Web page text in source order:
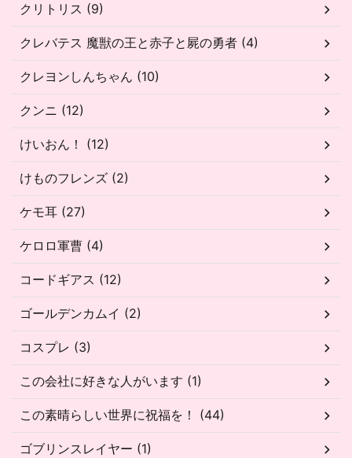
クリトリス (9)
クレバテス 魔獣の王と赤子と屍の勇者 (4)
クレヨンしんちゃん (10)
クンニ (12)
けいおん！ (12)
けものフレンズ (2)
ケモ耳 (27)
ケロロ軍曹 (4)
コードギアス (12)
ゴールデンカムイ (2)
コスプレ (3)
この会社に好きな人がいます (1)
この素晴らしい世界に祝福を！ (44)
ゴブリンスレイヤー (1)